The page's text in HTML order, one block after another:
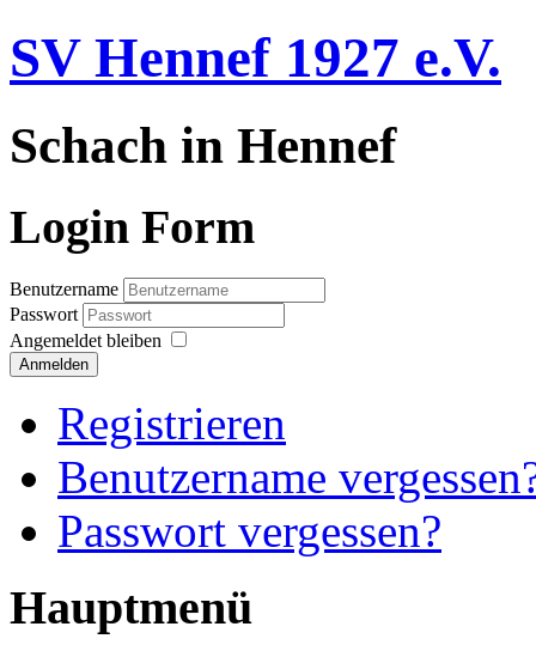
SV Hennef 1927 e.V.
Schach in Hennef
Login Form
Benutzername
Passwort
Angemeldet bleiben
Anmelden
Registrieren
Benutzername
Passwort vergessen?
Hauptmenü